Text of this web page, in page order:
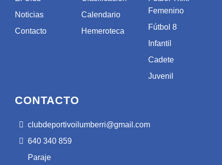
Noticias
Contacto
Calendario
Hemeroteca
Femenino
Fútbol 8
Infantil
Cadete
Juvenil
CONTACTO
clubdeportivoilumberri@gmail.com
640 340 859
Paraje